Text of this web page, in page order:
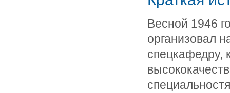
Весной 1946
организовал
спецкафедру,